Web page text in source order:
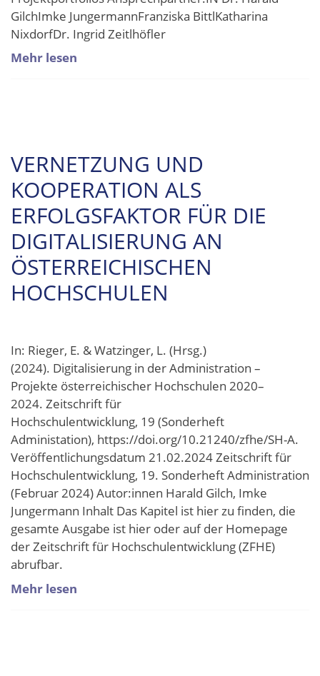
GilchImke JungermannFranziska BittlKatharina
NixdorfDr. Ingrid Zeitlhöfler
Mehr lesen
VERNETZUNG UND
KOOPERATION ALS
ERFOLGSFAKTOR FÜR DIE
DIGITALISIERUNG AN
ÖSTERREICHISCHEN
HOCHSCHULEN
In: Rieger, E. & Watzinger, L. (Hrsg.)
(2024). Digitalisierung in der Administration –
Projekte österreichischer Hochschulen 2020–
2024. Zeitschrift für
Hochschulentwicklung, 19 (Sonderheft
Administation), https://doi.org/10.21240/zfhe/SH-A.
Veröffentlichungsdatum 21.02.2024 Zeitschrift für
Hochschulentwicklung, 19. Sonderheft Administration
(Februar 2024) Autor:innen Harald Gilch, Imke
Jungermann Inhalt Das Kapitel ist hier zu finden, die
gesamte Ausgabe ist hier oder auf der Homepage
der Zeitschrift für Hochschulentwicklung (ZFHE)
abrufbar.
Mehr lesen